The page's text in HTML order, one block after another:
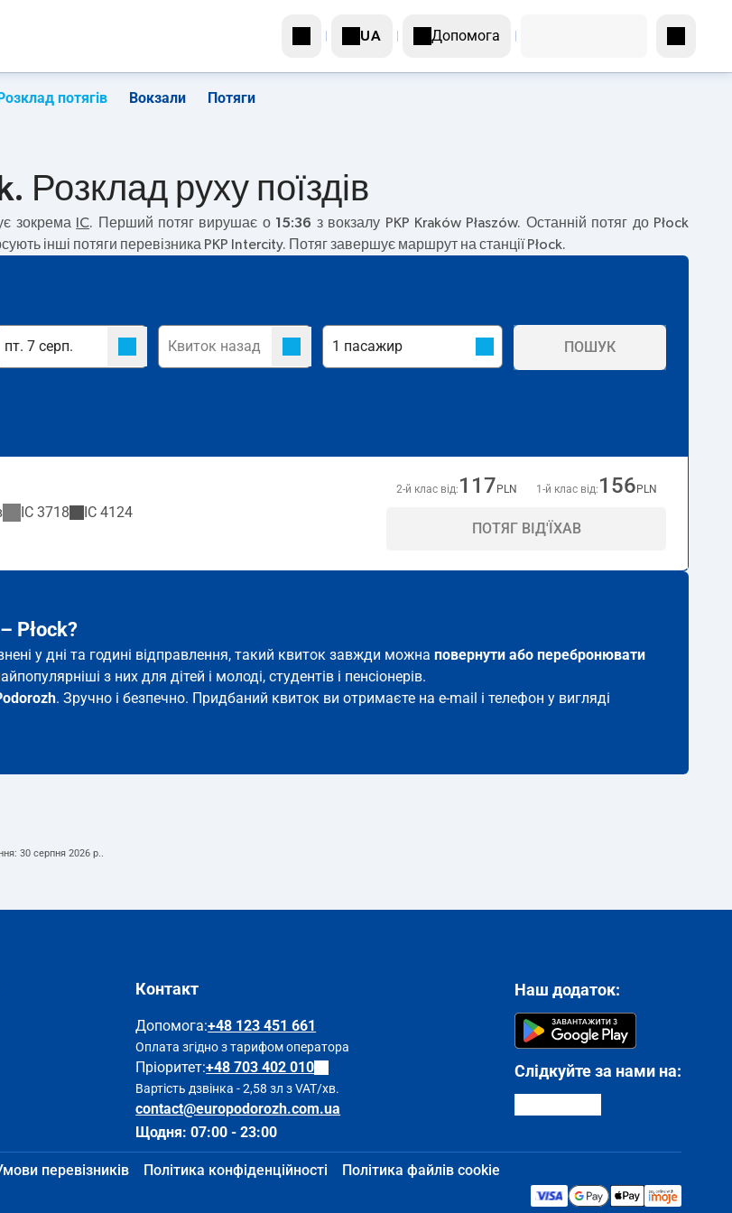
UA Допомога
потягів Вокзали Потяги
Розклад руху поїздів
зокрема IC. Перший потяг вирушає о 15:36 з вокзалу PKP Kraków Płaszów. Останній потяг до Płock
інші потяги перевізника PKP Intercity. Потяг завершує маршрут на станції Płock.
ПОШУК
IC 3718 IC 4124
2-й клас від: 117 PLN 1-й клас від: 156 PLN
ПОТЯГ ВІД'ЇХАВ
Płock?
у дні та годині відправлення, такий квиток завжди можна повернути або перебронювати
з них для дітей і молоді, студентів і пенсіонерів.
. Зручно і безпечно. Придбаний квиток ви отримаєте на e-mail і телефон у вигляді
30 серпня 2026 р..
Контакт
Допомога:+48 123 451 661
Оплата згідно з тарифом оператора
Пріоритет:+48 703 402 010
Вартість дзвінка - 2,58 зл з VAT/хв.
contact@europodorozh.com.ua
Щодня: 07:00 - 23:00
Наш додаток:
Слідкуйте за нами на:
перевізників Політика конфіденційності Політика файлів cookie